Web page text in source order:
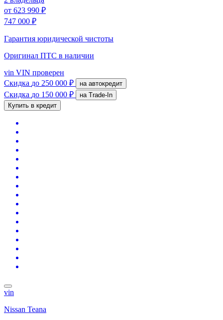
от 623 990 ₽
747 000 ₽
Гарантия юридической чистоты
Оригинал ПТС в наличии
vin VIN проверен
Скидка до 250 000 ₽ на автокредит
Скидка до 150 000 ₽
на Trade-In
Купить в кредит
vin
Nissan Teana